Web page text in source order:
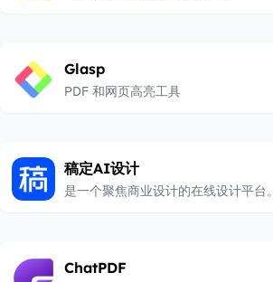
Glasp
PDF 和网页高亮工具
稿定AI设计
是一个聚焦商业设计的在线设计平台。
ChatPDF